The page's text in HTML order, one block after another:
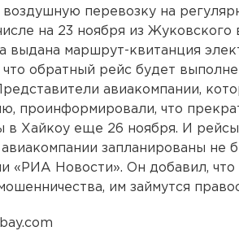
воздушную перевозку на
на 23 ноября из Жуковского
выдана маршрут-квитанция
что обратный рейс будет
авиакомпании,
проинформировали, что
в Хайкоу еще 26 ноября. И
запланированы не
«РИА Новости». Он добавил,
им займутся